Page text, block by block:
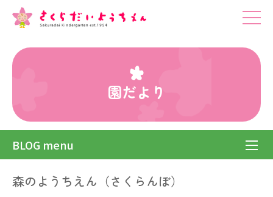
園だより
BLOG menu
森のようちえん（さくらんぼ）